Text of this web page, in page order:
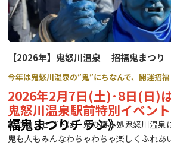
【2026年】鬼怒川温泉 招福鬼まつり
今年は鬼怒川温泉の”鬼”にちなんで、開運招福
2026年2月7日(土)･8日(日)
鬼怒川温泉駅前特別イベン
福鬼まつりチラシ》
祭のコンセプトは「鬼の棲み処鬼怒川温泉
鬼も人もみんなわちゃわちゃ楽しくふれあ